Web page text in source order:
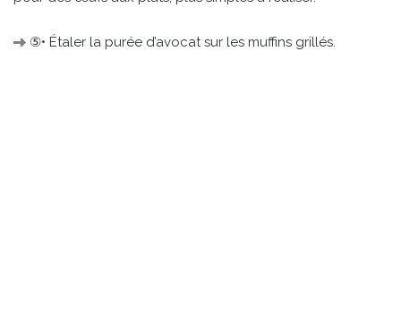
⑤• Étaler la purée d’avocat sur les muffins grillés.